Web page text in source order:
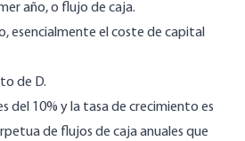
año, o flujo de caja.
esencialmente el coste de capital
de D.
del 10% y la tasa de crecimiento es
de flujos de caja anuales que